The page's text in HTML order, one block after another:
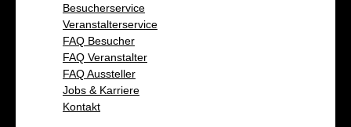
Besucherservice
Veranstalterservice
FAQ Besucher
FAQ Veranstalter
FAQ Aussteller
Jobs & Karriere
Kontakt